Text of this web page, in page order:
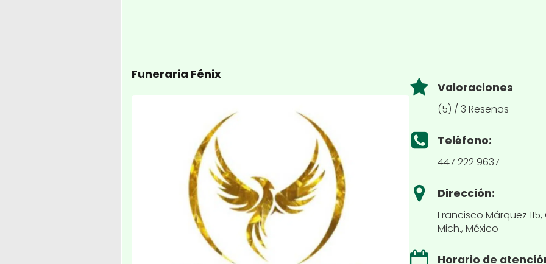
Funeraria Fénix
Valoraciones
(5) / 3 Reseñas
Teléfono:
447 222 9637
Dirección:
Francisco Márquez
Mich., México
Horario de